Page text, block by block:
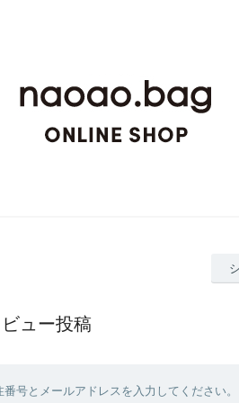
ビュー投稿
号とメールアドレスを入力してください。